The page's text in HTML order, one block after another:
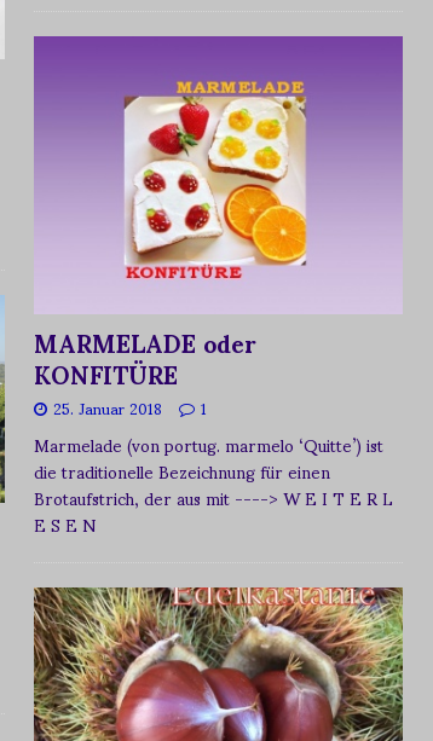
MARMELADE oder
KONFITÜRE
25. Januar 2018 1
Marmelade (von portug. marmelo ‘Quitte’) ist
die traditionelle Bezeichnung für einen
Brotaufstrich, der aus mit----> W E I T E R L
E S E N